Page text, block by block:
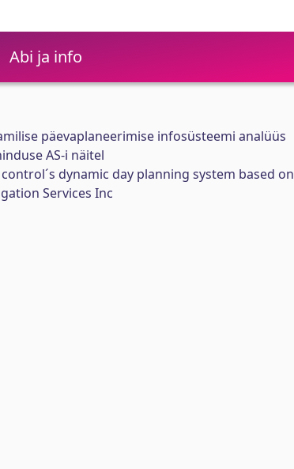
Abi ja info
päevaplaneerimise infosüsteemi analüüs
AS-i näitel
dynamic day planning system based on
Services Inc